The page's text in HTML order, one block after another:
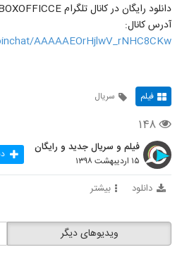
دانلود رایگان در کانال تلگرام BOXOFFICCE
آدرس کانال:
AAAAAEOrHjlwV_rNHC8CKw
فیلم سریال
۱۴۸
فیلم و سریال جدید و رایگان
۱۵ اردیبهشت ۱۳۹۸
دانلود بیشتر
ویدیوهای دیگر